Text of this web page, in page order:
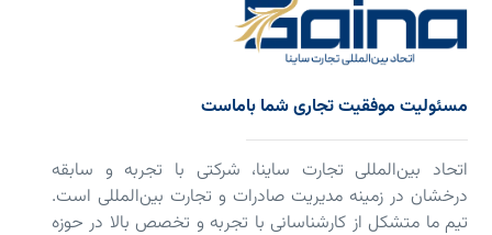
مسئولیت موفقیت تجاری شما باماست
اتحاد بین‌المللی تجارت ساینا، شرکتی با تجربه و سابقه
درخشان در زمینه مدیریت صادرات و تجارت بین‌المللی است.
تیم ما متشکل از کارشناسانی با تجربه و تخصص بالا در حوزه